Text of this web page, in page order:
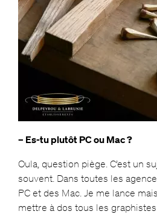
– Es-tu plutôt PC ou Mac ?
Oula, question piège. C’est un
souvent. Dans toutes les
PC et des Mac. Je me lance
mettre à dos tous les